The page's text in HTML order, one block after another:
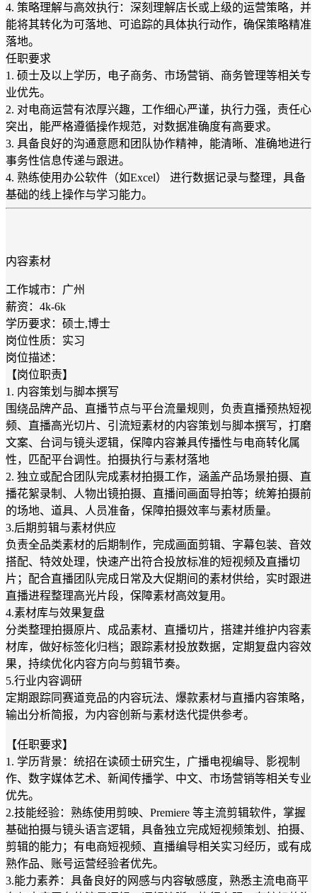
4. 策略理解与高效执行：深刻理解店长或上级的运营策略，并
能将其转化为可落地、可追踪的具体执行动作，确保策略精准
落地。
任职要求
1. 硕士及以上学历，电子商务、市场营销、商务管理等相关专
业优先。
2. 对电商运营有浓厚兴趣，工作细心严谨，执行力强，责任心
突出，能严格遵循操作规范，对数据准确度有高要求。
3. 具备良好的沟通意愿和团队协作精神，能清晰、准确地进行
事务性信息传递与跟进。
4. 熟练使用办公软件（如Excel） 进行数据记录与整理，具备
基础的线上操作与学习能力。
内容素材
工作城市：广州
薪资：4k-6k
学历要求：硕士,博士
岗位性质：实习
岗位描述：
【岗位职责】
1. 内容策划与脚本撰写
围绕品牌产品、直播节点与平台流量规则，负责直播预热短视
频、直播高光切片、引流短素材的内容策划与脚本撰写，打磨
文案、台词与镜头逻辑，保障内容兼具传播性与电商转化属
性，匹配平台调性。拍摄执行与素材落地
2. 独立或配合团队完成素材拍摄工作，涵盖产品场景拍摄、直
播花絮录制、人物出镜拍摄、直播间画面导拍等；统筹拍摄前
的场地、道具、人员准备，保障拍摄效率与素材质量。
3.后期剪辑与素材供应
负责全品类素材的后期制作，完成画面剪辑、字幕包装、音效
搭配、特效处理，快速产出符合投放标准的短视频及直播切
片；配合直播团队完成日常及大促期间的素材供给，实时跟进
直播进程整理高光片段，保障素材高效复用。
4.素材库与效果复盘
分类整理拍摄原片、成品素材、直播切片，搭建并维护内容素
材库，做好标签化归档；跟踪素材投放数据，定期复盘内容效
果，持续优化内容方向与剪辑节奏。
5.行业内容调研
定期跟踪同赛道竞品的内容玩法、爆款素材与直播内容策略，
输出分析简报，为内容创新与素材迭代提供参考。
【任职要求】
1. 学历背景：统招在读硕士研究生，广播电视编导、影视制
作、数字媒体艺术、新闻传播学、中文、市场营销等相关专业
优先。
2.技能经验：熟练使用剪映、Premiere 等主流剪辑软件，掌握
基础拍摄与镜头语言逻辑，具备独立完成短视频策划、拍摄、
剪辑的能力；有电商短视频、直播编导相关实习经历，或有成
熟作品、账号运营经验者优先。
3.能力素养：具备良好的网感与内容敏感度，熟悉主流电商平